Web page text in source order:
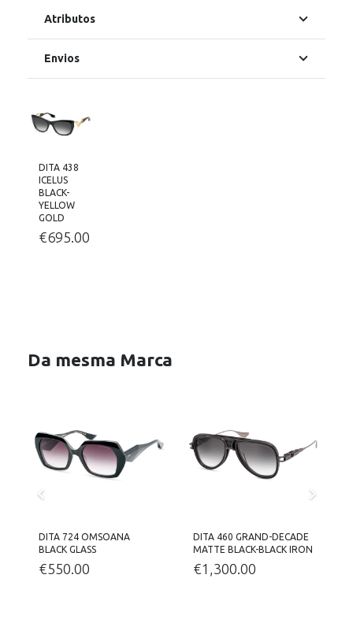
Atributos
Envios
DITA 438
ICELUS
BLACK-
YELLOW
GOLD
€695.00
Da mesma Marca
DITA 724 OMSOANA
BLACK GLASS
€550.00
DITA 460 GRAND-DECADE
MATTE BLACK-BLACK IRON
€1,300.00